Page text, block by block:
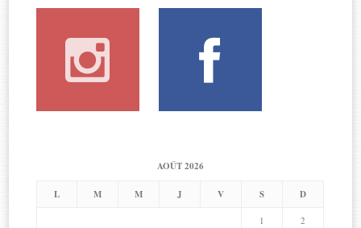
AOÛT 2026
L M M J V S D
1 2